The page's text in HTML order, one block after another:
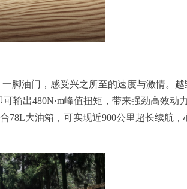
脚油门，感受兴之所至的速度与激情。越
输出480N·m峰值扭矩，带来强劲高效动
78L大油箱，可实现近900公里超长续航，